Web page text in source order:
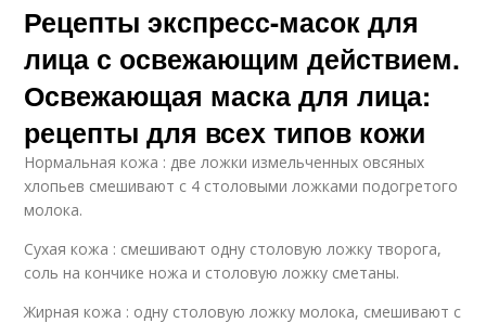
Рецепты экспресс-масок для
лица с освежающим действием.
Освежающая маска для лица:
рецепты для всех типов кожи
Нормальная кожа : две ложки измельченных овсяных
хлопьев смешивают с 4 столовыми ложками подогретого
молока.
Сухая кожа : смешивают одну столовую ложку творога,
соль на кончике ножа и столовую ложку сметаны.
Жирная кожа : одну столовую ложку молока, смешивают с